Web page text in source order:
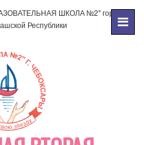
ШКОЛА №2" города
Республики